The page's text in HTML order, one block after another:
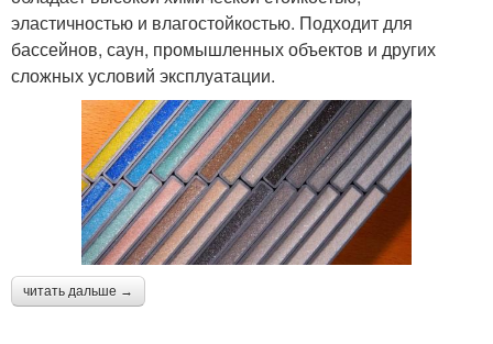
эластичностью и влагостойкостью. Подходит для
бассейнов, саун, промышленных объектов и других
сложных условий эксплуатации.
читать дальше →